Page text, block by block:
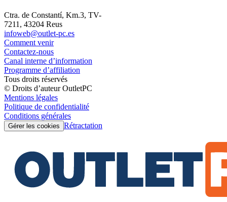
Ctra. de Constantí, Km.3, TV-
7211, 43204 Reus
infoweb@outlet-pc.es
Comment venir
Contactez-nous
Canal interne d’information
Programme d’affiliation
Tous droits réservés
© Droits d’auteur OutletPC
Mentions légales
Politique de confidentialité
Conditions générales
Gérer les cookies Rétractation